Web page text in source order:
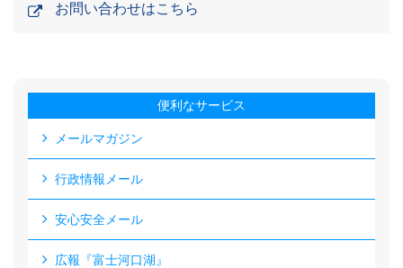
お問い合わせはこちら
便利なサービス
メールマガジン
行政情報メール
安心安全メール
広報『富士河口湖』